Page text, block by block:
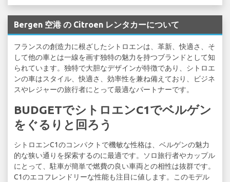
Bergen 空港 の Citroen レンタカーについて
フランスの創造力に根ざしたシトロエンは、革新、快適さ、そ
して他の車とは一線を画す独特の魅力を持つブランドとして知
られています。独特で大胆なデザインが特徴であり、シトロエ
ンの車はスタイル、快適さ、効率性を兼ね備えており、ビジネ
スやレジャーの旅行者にとって最適なパートナーです。
BUDGETでシトロエンC1でベルゲン
をぐるりと回ろう
シトロエンC1のコンパクトで機敏な性格は、ベルゲンの魅力
的な狭い通りを探索するのに最適です。ソロ旅行者やカップル
にとって、駐車が簡単で燃費の良い車両との相性は抜群です。
C1のエコフレンドリーな性能も注目に値します。このモデル